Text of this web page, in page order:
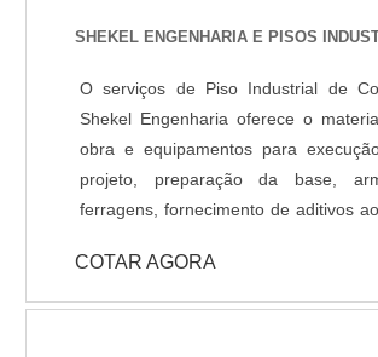
diamantados e aplicação de
é possível polir o concreto até o
agregado ficar aparente.
SHEKEL ENGENHARIA E PISOS
O serviços de Piso Industrial de
Shekel Engenharia oferece o
obra e equipamentos para
projeto, preparação da base,
ferragens, fornecimento de aditivos ao
acabamento (polido, float,
desempenado, etc.) e corte das
COTAR AGORA